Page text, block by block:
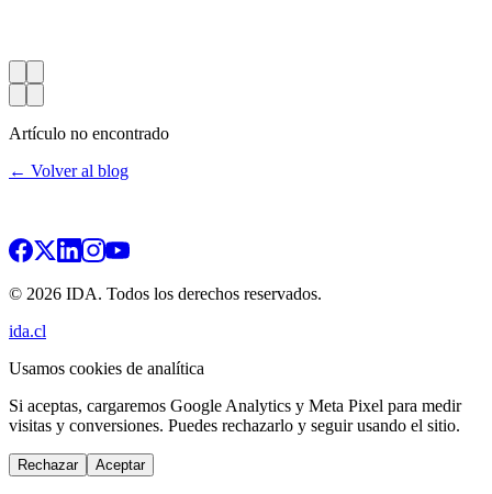
Artículo no encontrado
← Volver al blog
© 2026 IDA. Todos los derechos reservados.
ida.cl
Usamos cookies de analítica
Si aceptas, cargaremos Google Analytics y Meta Pixel para medir
visitas y conversiones. Puedes rechazarlo y seguir usando el sitio.
Rechazar Aceptar